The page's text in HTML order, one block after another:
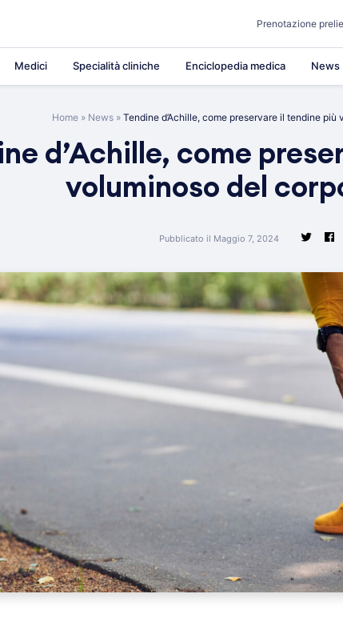
Prenotazione
Medici Specialità cliniche Enciclopedia medica News
Home» News» Tendine d’Achille, come preservare il tendine
d’Achille, come
voluminoso del
Pubblicato il Maggio 7, 2024